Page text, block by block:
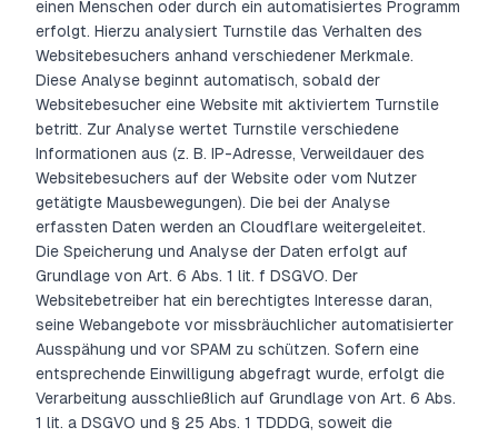
einen Menschen oder durch ein automatisiertes Programm
erfolgt. Hierzu analysiert Turnstile das Verhalten des
Websitebesuchers anhand verschiedener Merkmale.
Diese Analyse beginnt automatisch, sobald der
Websitebesucher eine Website mit aktiviertem Turnstile
betritt. Zur Analyse wertet Turnstile verschiedene
Informationen aus (z. B. IP-Adresse, Verweildauer des
Websitebesuchers auf der Website oder vom Nutzer
getätigte Mausbewegungen). Die bei der Analyse
erfassten Daten werden an Cloudflare weitergeleitet.
Die Speicherung und Analyse der Daten erfolgt auf
Grundlage von Art. 6 Abs. 1 lit. f DSGVO. Der
Websitebetreiber hat ein berechtigtes Interesse daran,
seine Webangebote vor missbräuchlicher automatisierter
Ausspähung und vor SPAM zu schützen. Sofern eine
entsprechende Einwilligung abgefragt wurde, erfolgt die
Verarbeitung ausschließlich auf Grundlage von Art. 6 Abs.
1 lit. a DSGVO und § 25 Abs. 1 TDDDG, soweit die